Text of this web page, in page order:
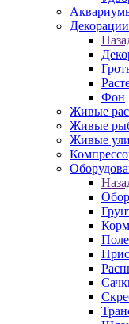
Фон
Живые
Живые
Живые